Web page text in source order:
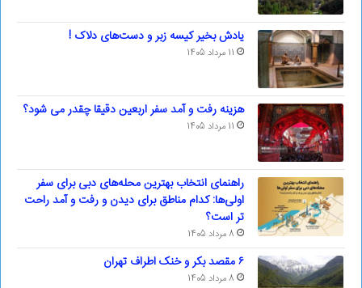
یادش بخیر کیسه‌ زبر و دست‌های دلاک !
11 مرداد 1405
هزینه رفت و آمد سفر اربعین دقیقا چقدر می شود؟
11 مرداد 1405
راهنمای انتخاب بهترین محله‌های دبی برای سفر
اولی‌ها: کدام مناطق برای دیدن و رفت و آمد راحت
تر است؟
8 مرداد 1405
۶ مقصد بکر و خنک اطراف تهران
8 مرداد 1405